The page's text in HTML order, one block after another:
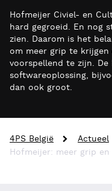
Hofmeijer Civiel- en
hard gegroeid. En nog
zien. Daarom is het
om meer grip te
voorspellend te zijn. De
softwareoplossing,
dan ook groot.
4PS België
Actueel
Hofmeijer: meer grip